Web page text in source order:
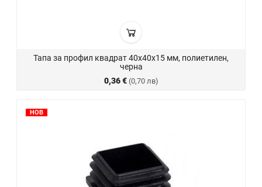
Тапа за профил квадрат 40х40х15 мм, полиетилен,
черна
0,36 € (0,70 лв)
НОВ